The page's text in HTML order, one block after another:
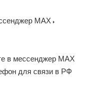
MAX
в мессенджер MAX
для связи в РФ